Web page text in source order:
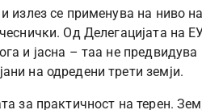
излез се применува на ниво
Од Делегацијата на
и јасна – таа не
на одредени трети земји.
за практичност на терен.